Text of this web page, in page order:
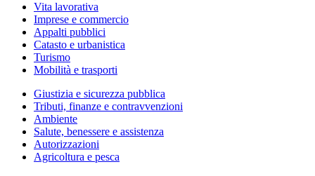
Vita lavorativa
Imprese e commercio
Appalti pubblici
Catasto e urbanistica
Turismo
Mobilità e trasporti
Giustizia e sicurezza pubblica
Tributi, finanze e contravvenzioni
Ambiente
Salute, benessere e assistenza
Autorizzazioni
Agricoltura e pesca